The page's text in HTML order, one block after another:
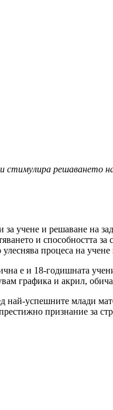
стимулира решаването
учене и решаване на
и способността
процеса на
е и 18-годишната
графика и акрил,
успешните млади
признание за